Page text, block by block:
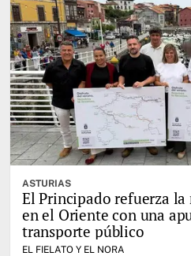
ASTURIAS
El Principado refuerza
en el Oriente con una
transporte público
EL FIELATO Y EL NORA